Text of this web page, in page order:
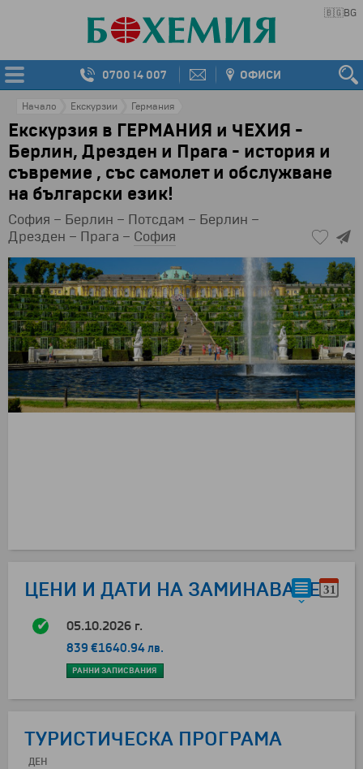
🇧🇬BG
0700 14 007 ОФИСИ
Начало Екскурзии Германия
Екскурзия в ГЕРМАНИЯ и ЧЕХИЯ -
Берлин, Дрезден и Прага - история и
съвремие , със самолет и обслужване
на български език!
София – Берлин – Потсдам – Берлин –
Дрезден – Прага – София
ЦЕНИ И ДАТИ НА ЗАМИНАВАНЕ
05.10.2026 г.
839 €1640.94 лв.
РАННИ ЗАПИСВАНИЯ
ТУРИСТИЧЕСКА ПРОГРАМА
ДЕН